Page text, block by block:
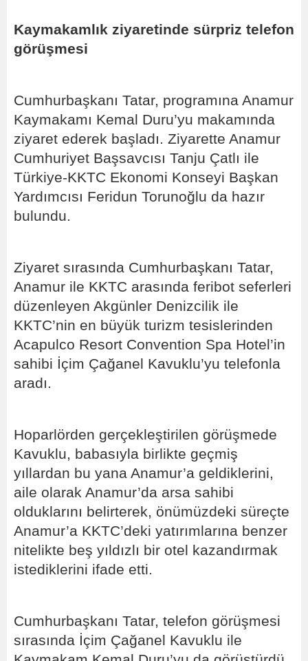
Kaymakamlık ziyaretinde sürpriz telefon
görüşmesi
Cumhurbaşkanı Tatar, programına Anamur
Kaymakamı Kemal Duru’yu makamında
ziyaret ederek başladı. Ziyarette Anamur
Cumhuriyet Başsavcısı Tanju Çatlı ile
Türkiye-KKTC Ekonomi Konseyi Başkan
Yardımcısı Feridun Torunoğlu da hazır
bulundu.
Ziyaret sırasında Cumhurbaşkanı Tatar,
Anamur ile KKTC arasında feribot seferleri
düzenleyen Akgünler Denizcilik ile
KKTC’nin en büyük turizm tesislerinden
Acapulco Resort Convention Spa Hotel’in
sahibi İçim Çağanel Kavuklu’yu telefonla
aradı.
Hoparlörden gerçekleştirilen görüşmede
Kavuklu, babasıyla birlikte geçmiş
yıllardan bu yana Anamur’a geldiklerini,
aile olarak Anamur’da arsa sahibi
olduklarını belirterek, önümüzdeki süreçte
Anamur’a KKTC’deki yatırımlarına benzer
nitelikte beş yıldızlı bir otel kazandırmak
istediklerini ifade etti.
Cumhurbaşkanı Tatar, telefon görüşmesi
sırasında İçim Çağanel Kavuklu ile